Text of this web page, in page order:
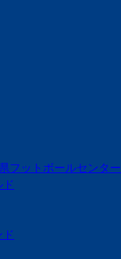
フットボールセンター